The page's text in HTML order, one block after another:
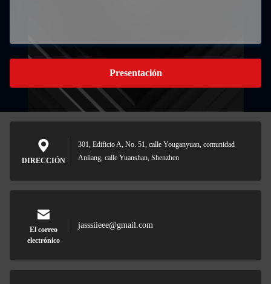
Presentación
DIRECCIÓN
301, Edificio A, No. 51, calle Youganyuan, comunidad
Anliang, calle Yuanshan, Shenzhen
El correo
electrónico
jasssiieee@gmail.com